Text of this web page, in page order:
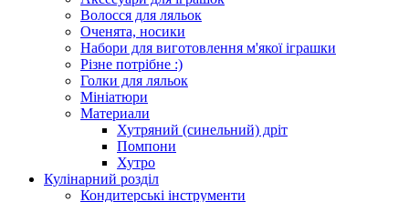
Волосся для ляльок
Оченята, носики
Набори для виготовлення м'якої іграшки
Різне потрібне :)
Голки для ляльок
Мініатюри
Материали
Хутряний (синельний) дріт
Помпони
Хутро
Кулінарний розділ
Кондитерські інструменти